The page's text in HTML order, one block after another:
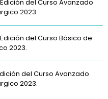
del Curso Avanzado
2023.
del Curso Básico de
2023.
del Curso Avanzado
2023.